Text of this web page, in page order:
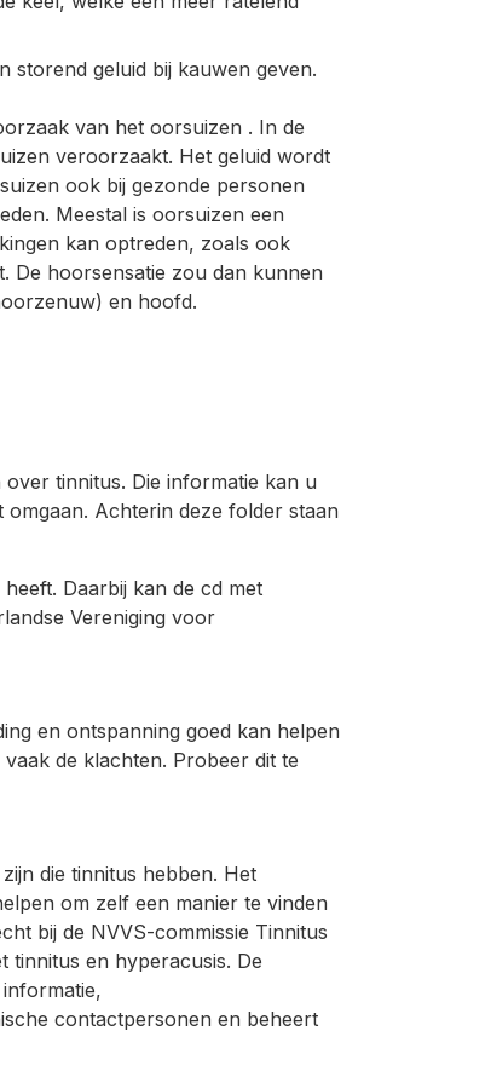
storend geluid bij kauwen geven.
van het oorsuizen . In de
veroorzaakt. Het geluid wordt
ook bij gezonde personen
Meestal is oorsuizen een
kan optreden, zoals ook
De hoorsensatie zou dan kunnen
en hoofd.
tinnitus. Die informatie kan u
Achterin deze folder staan
Daarbij kan de cd met
Vereniging voor
en ontspanning goed kan helpen
de klachten. Probeer dit te
die tinnitus hebben. Het
om zelf een manier te vinden
bij de NVVS-commissie Tinnitus
tinnitus en hyperacusis. De
contactpersonen en beheert